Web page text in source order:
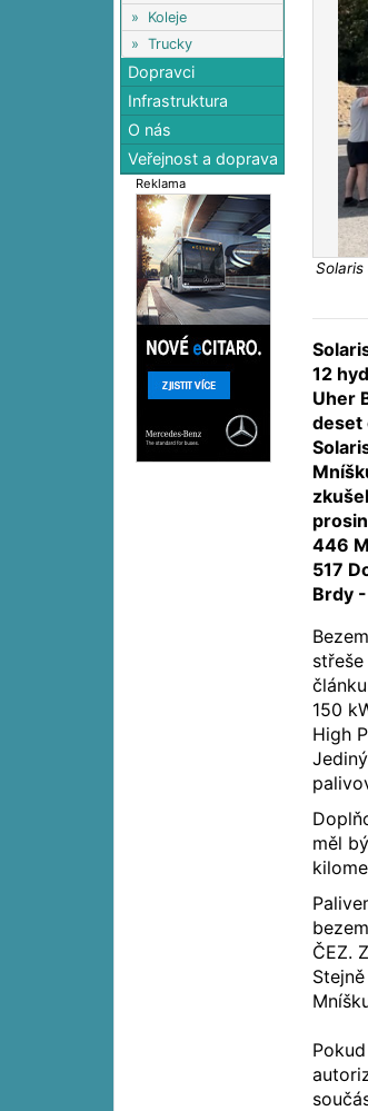
» Koleje
» Trucky
Dopravci
Infrastruktura
O nás
Veřejnost a doprava
Reklama
12
Uher
deset
446
517
Brdy
150
High
měl
ČEZ.